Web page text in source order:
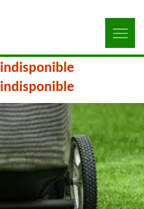
indisponible
indisponible